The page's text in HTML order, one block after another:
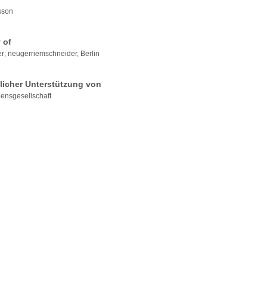
of
neugerriemschneider, Berlin
Unterstützung von